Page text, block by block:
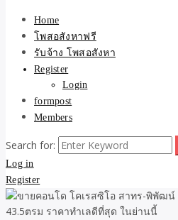
Home
โพสอสังหาฟรี
รับจ้าง โพสอสังหา
Register
Login
formpost
Members
Search for:
Log in
Register